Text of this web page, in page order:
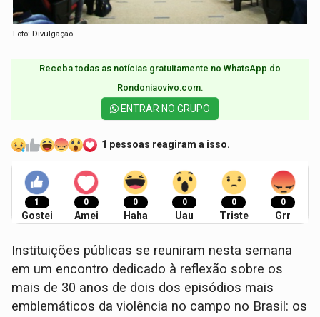
Foto: Divulgação
Receba todas as notícias gratuitamente no WhatsApp do
Rondoniaovivo.com.​
ENTRAR NO GRUPO
1 pessoas reagiram a isso.
1
Gostei
0
Amei
0
Haha
0
Uau
0
Triste
0
Grr
Instituições públicas se reuniram nesta semana
em um encontro dedicado à reflexão sobre os
mais de 30 anos de dois dos episódios mais
emblemáticos da violência no campo no Brasil: os